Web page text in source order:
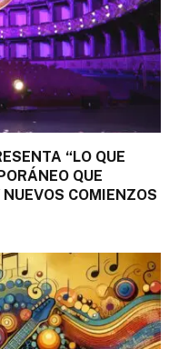
“LO QUE
QUE
COMIENZOS